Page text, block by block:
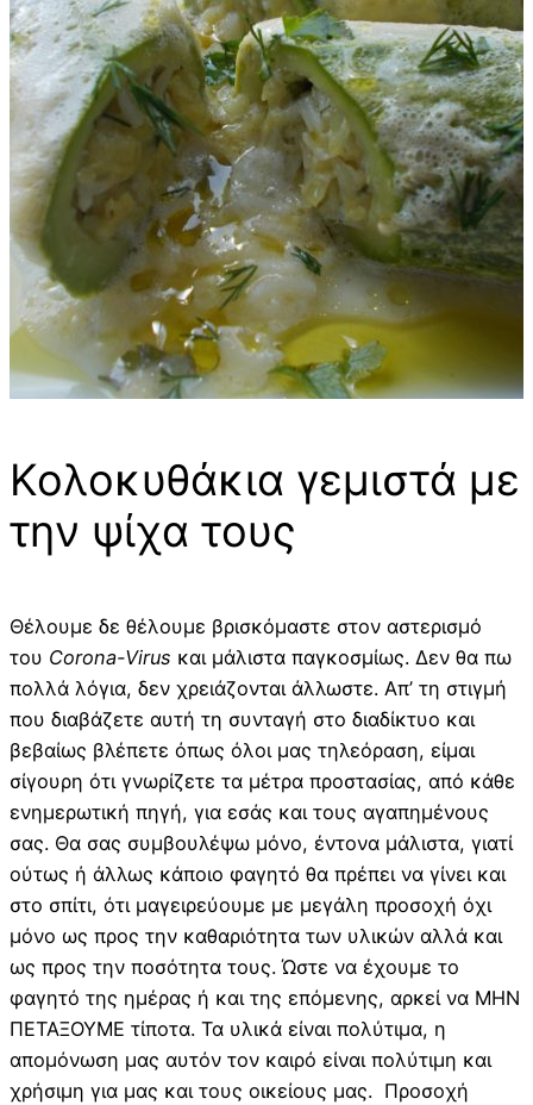
Κολοκυθάκια γεμιστά με
την ψίχα τους
Θέλουμε δε θέλουμε βρισκόμαστε στον αστερισμό
του Corona-Virus και μάλιστα παγκοσμίως. Δεν θα πω
πολλά λόγια, δεν χρειάζονται άλλωστε. Απ’ τη στιγμή
που διαβάζετε αυτή τη συνταγή στο διαδίκτυο και
βεβαίως βλέπετε όπως όλοι μας τηλεόραση, είμαι
σίγουρη ότι γνωρίζετε τα μέτρα προστασίας, από κάθε
ενημερωτική πηγή, για εσάς και τους αγαπημένους
σας. Θα σας συμβουλέψω μόνο, έντονα μάλιστα, γιατί
ούτως ή άλλως κάποιο φαγητό θα πρέπει να γίνει και
στο σπίτι, ότι μαγειρεύουμε με μεγάλη προσοχή όχι
μόνο ως προς την καθαριότητα των υλικών αλλά και
ως προς την ποσότητα τους. Ώστε να έχουμε το
φαγητό της ημέρας ή και της επόμενης, αρκεί να ΜΗΝ
ΠΕΤΑΞΟΥΜΕ τίποτα. Τα υλικά είναι πολύτιμα, η
απομόνωση μας αυτόν τον καιρό είναι πολύτιμη και
χρήσιμη για μας και τους οικείους μας. Προσοχή